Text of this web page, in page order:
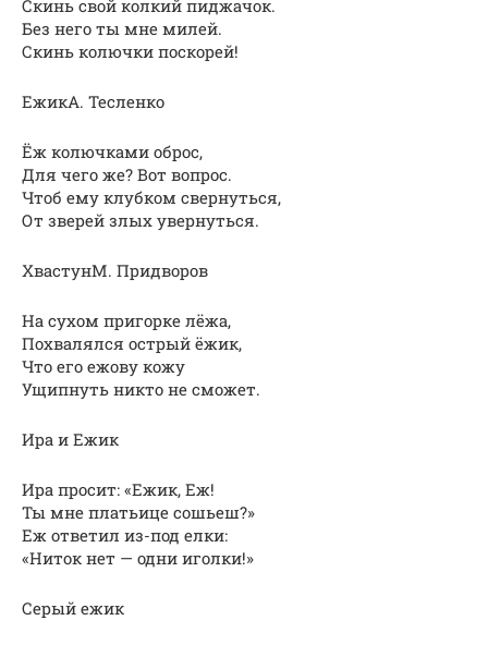
Скинь свой колкий пиджачок.
Без него ты мне милей.
Скинь колючки поскорей!
ЕжикА. Тесленко
Ёж колючками оброс,
Для чего же? Вот вопрос.
Чтоб ему клубком свернуться,
От зверей злых увернуться.
ХвастунМ. Придворов
На сухом пригорке лёжа,
Похвалялся острый ёжик,
Что его ежову кожу
Ущипнуть никто не сможет.
Ира и Ежик
Ира просит: «Ежик, Еж!
Ты мне платьице сошьеш?»
Еж ответил из-под елки:
«Ниток нет — одни иголки!»
Серый ежик